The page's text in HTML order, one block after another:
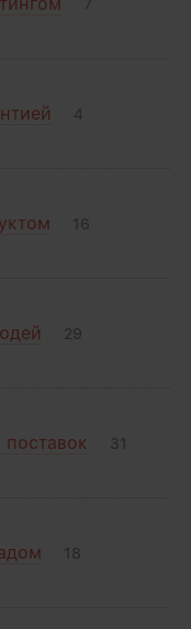
7
4
16
29
31
18